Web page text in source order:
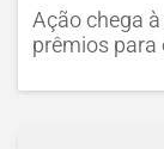
Ação chega
prêmios para